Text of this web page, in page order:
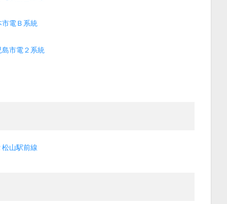
市電Ｂ系統
島市電２系統
松山駅前線